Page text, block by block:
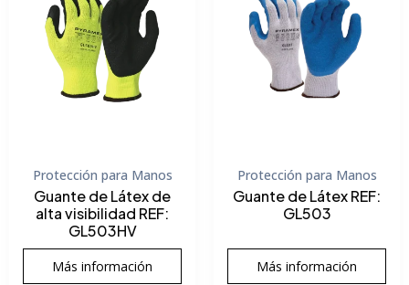
Protección para Manos
Guante de Látex de
alta visibilidad REF:
GL503HV
Más información
Protección para Manos
Guante de Látex REF:
GL503
Más información